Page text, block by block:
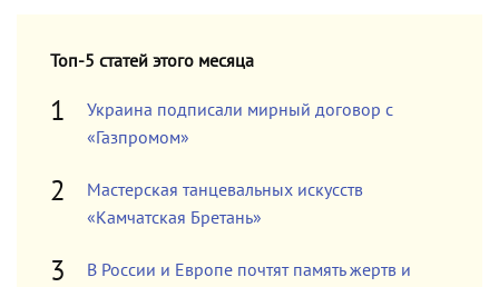
Топ-5 статей этого месяца
Украина подписали мирный договор с
«Газпромом»
Мастерская танцевальных искусств
«Камчатская Бретань»
В России и Европе почтят память жертв и